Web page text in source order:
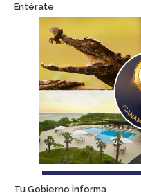
Entérate
Tu Gobierno informa